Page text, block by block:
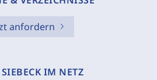
anfordern
IM NETZ